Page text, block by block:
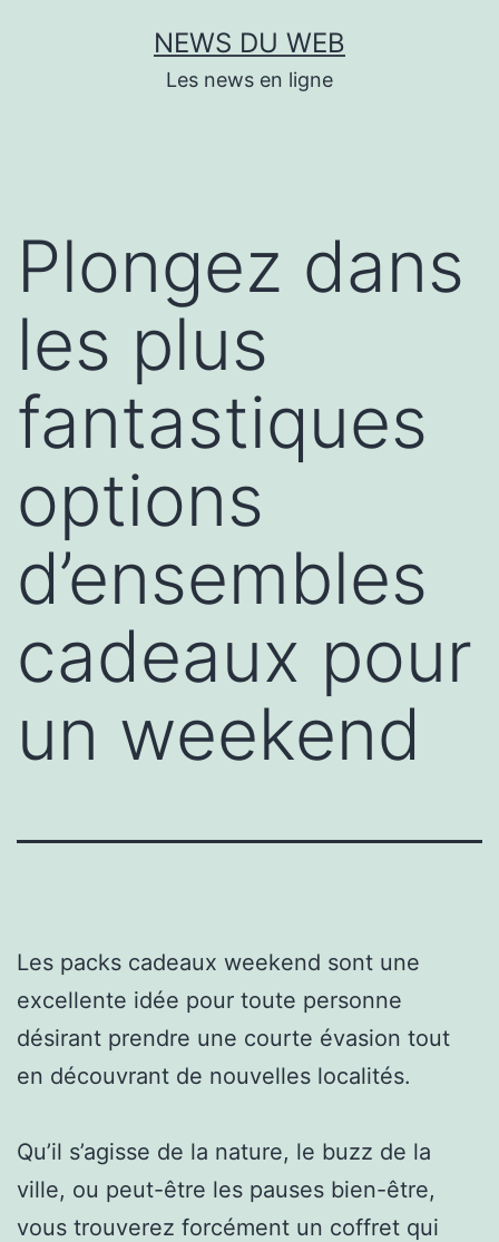
NEWS DU WEB
Les news en ligne
Plongez dans
les plus
fantastiques
options
d’ensembles
cadeaux pour
un weekend
Les packs cadeaux weekend sont une
excellente idée pour toute personne
désirant prendre une courte évasion tout
en découvrant de nouvelles localités.
Qu’il s’agisse de la nature, le buzz de la
ville, ou peut-être les pauses bien-être,
vous trouverez forcément un coffret qui